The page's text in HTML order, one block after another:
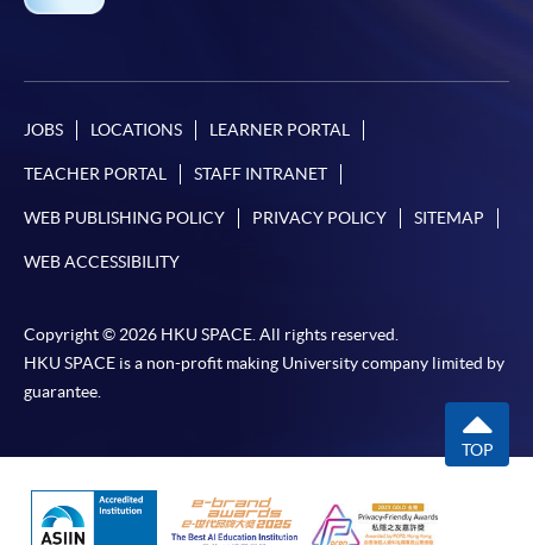
JOBS LOCATIONS LEARNER PORTAL
TEACHER PORTAL STAFF INTRANET
WEB PUBLISHING POLICY PRIVACY POLICY SITEMAP
WEB ACCESSIBILITY
Copyright © 2026 HKU SPACE. All rights reserved.
HKU SPACE is a non-profit making University company limited by
guarantee.
TOP